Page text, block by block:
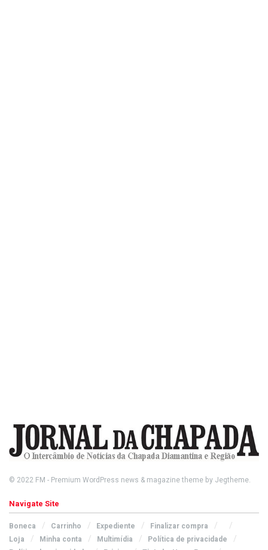
© 2022 FM - Premium WordPress news & magazine theme by Jegtheme.
Navigate Site
Boneca Carrinho Expediente
Finalizar compra
Loja
Minha conta Multimídia
Política de privacidade